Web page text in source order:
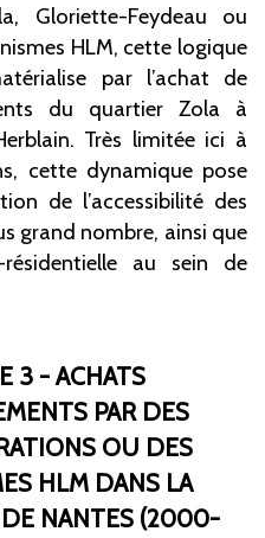
Gloriette-Feydeau ou
HLM, cette logique
par l’achat de
du quartier Zola à
Très limitée ici à
cette dynamique pose
de l’accessibilité des
grand nombre, ainsi que
au sein de
3 - ACHATS
PAR DES
OU DES
HLM DANS LA
NANTES (2000-